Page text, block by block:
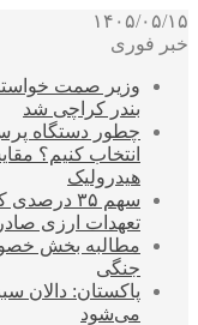
۱۴۰۵/۰۵/۱۵
خبر فوری
وزیر صمت
بندر کراچی شد
چطور دستگاه
انتخاب کنیم؟
هیدرولیک
سهم ۳۵
تعهدات ارزی
مطالبه بخش
جنگی
پاکستان: دالان
می‌شود